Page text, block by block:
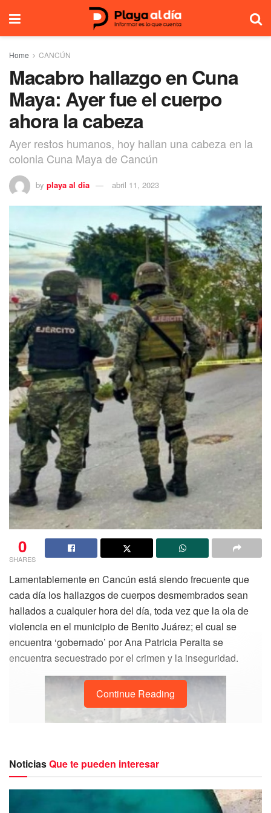
Home CANCÚN
Macabro hallazgo en Cuna
Maya: Ayer fue el cuerpo
ahora la cabeza
Ayer restos humanos, hoy hallan una cabeza en la
colonia Cuna Maya de Cancún
by playa al dia abril 11, 2023
0
SHARES
Lamentablemente en Cancún está siendo frecuente que
cada día los hallazgos de cuerpos desmembrados sean
hallados a cualquier hora del día, toda vez que la ola de
violencia en el municipio de Benito Juárez; el cual se
encuentra ‘gobernado’ por Ana Patricia Peralta se
encuentra secuestrado por el crimen y la inseguridad.
Continue Reading
NoticiasQue te pueden interesar